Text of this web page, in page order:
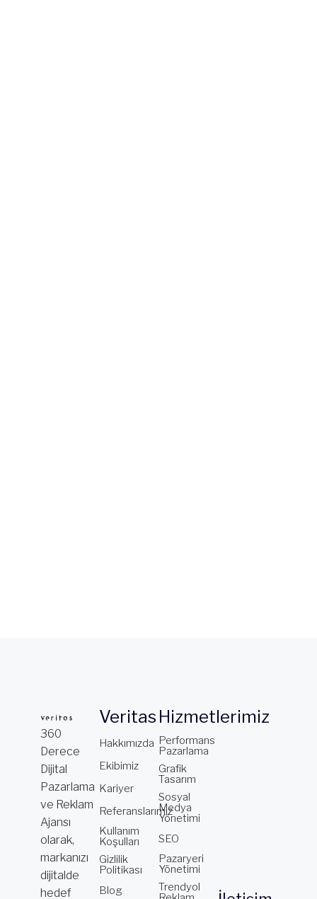
360
Derece
Dijital
Pazarlama
ve Reklam
Ajansı
olarak,
markanızı
dijitalde
hedef
Veritas
Hakkımızda
Ekibimiz
Kariyer
Referanslarımız
Kullanım
Koşulları
Gizlilik
Politikası
Blog
Hizmetlerimiz
Performans
Pazarlama
Grafik
Tasarım
Sosyal
Medya
Yönetimi
SEO
Pazaryeri
Yönetimi
Trendyol